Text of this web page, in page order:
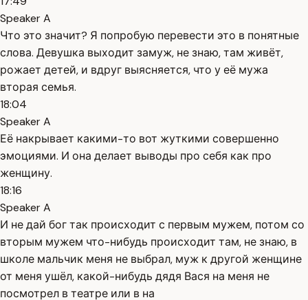
Speaker A
Что это значит? Я попробую перевести это в понятные
слова. Девушка выходит замуж, не знаю, там живёт,
рожает детей, и вдруг выясняется, что у её мужа
вторая семья.
18:04
Speaker A
Её накрывает какими-то вот жуткими совершенно
эмоциями. И она делает выводы про себя как про
женщину.
18:16
Speaker A
И не дай бог так происходит с первым мужем, потом со
вторым мужем что-нибудь происходит там, не знаю, в
школе мальчик меня не выбрал, муж к другой женщине
от меня ушёл, какой-нибудь дядя Вася на меня не
посмотрел в театре или в на